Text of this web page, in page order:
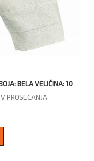
BELA VELIČINA: 10
PROSECANJA